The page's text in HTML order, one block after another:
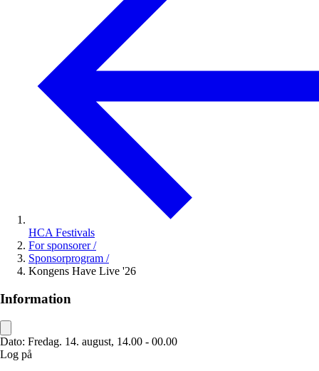
HCA Festivals
For sponsorer /
Sponsorprogram /
Kongens Have Live '26
Information
Dato: Fredag. 14. august, 14.00 - 00.00
Log på